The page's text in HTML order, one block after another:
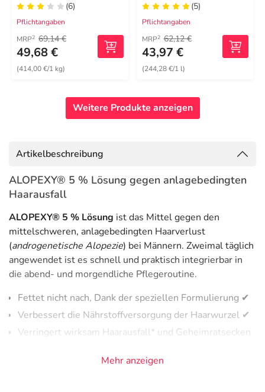
(6)
Pflichtangaben
MRP2 69,14 €
49,68 €
(414,00 €/1 kg)
(5)
Pflichtangaben
MRP2 62,12 €
43,97 €
(244,28 €/1 l)
Weitere Produkte anzeigen
Artikelbeschreibung
ALOPEXY® 5 % Lösung gegen anlagebedingten
Haarausfall
ALOPEXY® 5 % Lösung ist das Mittel gegen den
mittelschweren, anlagebedingten Haarverlust
(androgenetische Alopezie) bei Männern. Zweimal täglich
angewendet ist es schnell und praktisch integrierbar in
die abend- und morgendliche Pflegeroutine.
Fettet nicht nach, Dank der speziellen Formulierung ✔
Verbessert die Nährstoffversorgung der Haarwurzel ✔
Verringert wirksam Haarausfall* und Geheimratsecken
Stimuliert das Haarwachstum ✔
Mehr anzeigen